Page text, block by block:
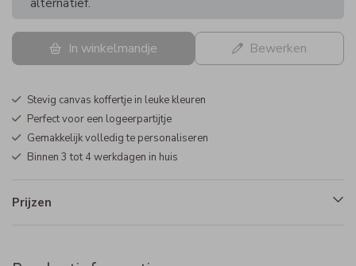
alternatief.
In winkelmandje Bewerken
Stevig canvas koffertje in leuke kleuren
Perfect voor een logeerpartijtje
Gemakkelijk volledig te personaliseren
Binnen 3 tot 4 werkdagen in huis
Prijzen